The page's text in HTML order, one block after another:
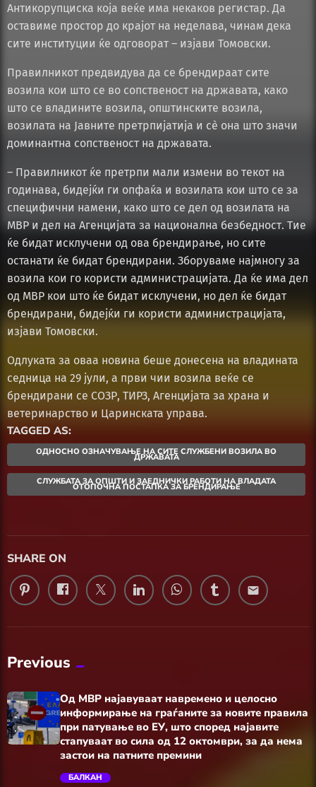
Антикорупциска која веќе има некаков регистар. Да
оставиме простор до крајот на неделава, чинам дека
сите институции ќе одговорат – изјави Томовски.
Правилникот предвидува да се брендираат сите
возила кои што се во сопственост на државата, како
што се владините возила, општинските возила,
возилата на Јавните претрпијатија и сè она што значи
доминантна сопственост на државата.
– Правилникот ќе претрпи мали измени во текот на
годинава, бидејќи ги опфаќа и возилата кои што се за
специфични намени, како што се дел од возилата на
МВР и дел на Агенцијата за национална безбедност. Тие
ќе бидат исклучени од ова брендирање, но сите
останати ќе бидат брендирани. Зборуваме најмногу за
возила кои го користи администрацијата. Да ќе има дел
од МВР кои што ќе бидат исклучени, но дел ќе бидат
брендирани, бидејќи ги користи администрацијата,
изјави Томовски.
Одлуката за оваа новина беше донесена на владината
седница на 29 јули, а први чии возила веќе се
брендирани се СОЗР, ТИРЗ, Агенцијата за храна и
ветеринарство и Царинската управа.
TAGGED AS:
ОДНОСНО ОЗНАЧУВАЊЕ НА СИТЕ СЛУЖБЕНИ ВОЗИЛА ВО
ДРЖАВАТА
СЛУЖБАТА ЗА ОПШТИ И ЗАЕДНИЧКИ РАБОТИ НА ВЛАДАТА
ОТОПОЧНА ПОСТАПКА ЗА БРЕНДИРАЊЕ
SHARE ON
email
Previous
Од МВР најавуваат навремено и целосно
информирање на граѓаните за новите правила
при патување во ЕУ, што според најавите
стапуваат во сила од 12 октомври, за да нема
застои на патните премини
БАЛКАН